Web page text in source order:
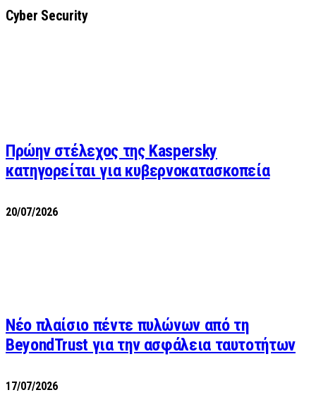
Cyber Security
Πρώην στέλεχος της Kaspersky
κατηγορείται για κυβερνοκατασκοπεία
20/07/2026
Νέο πλαίσιο πέντε πυλώνων από τη
BeyondTrust για την ασφάλεια ταυτοτήτων
17/07/2026